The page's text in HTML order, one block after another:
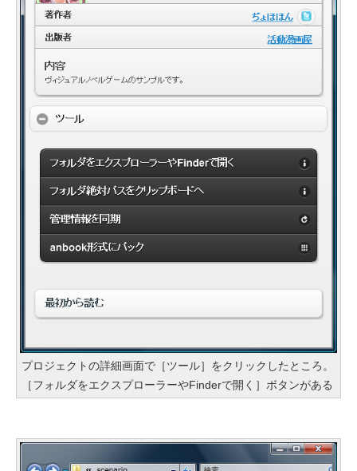
プロジェクトの詳細画面で［ツール］をクリックしたところ。
［フォルダをエクスプローラーやFinderで開く］ボタンがある